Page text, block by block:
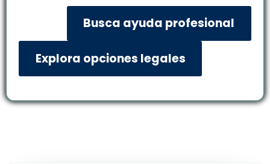
Busca ayuda profesional
Explora opciones legales